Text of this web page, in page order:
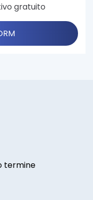
gratuito
termine